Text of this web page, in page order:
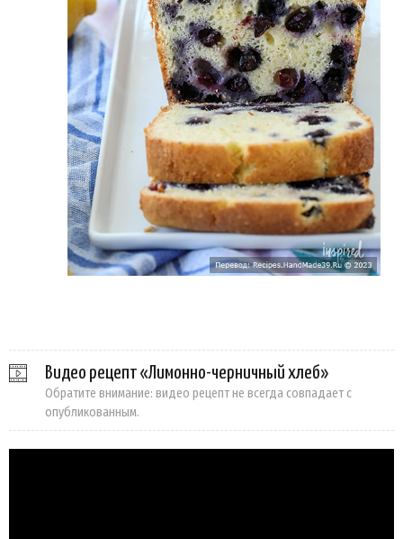
Видео рецепт «Лимонно-черничный хлеб»
Обратите внимание: видео рецепт не всегда совпадает с
опубликованным.